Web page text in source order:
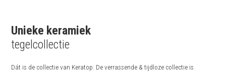
Unieke keramiek
tegelcollectie
Dát is de collectie van Keratop. De verrassende & tijdloze collectie is